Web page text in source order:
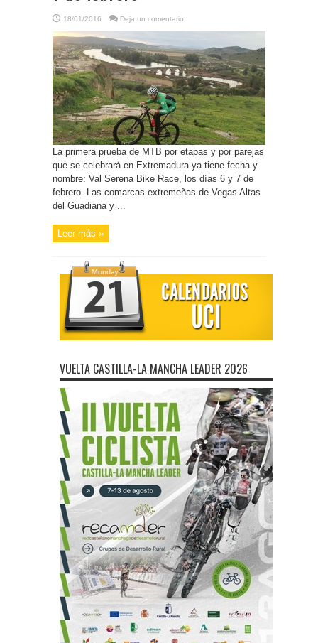
18/01/2016 Deja un comentario
La primera prueba de MTB por etapas y por parejas
que se celebrará en Extremadura ya tiene fecha y
nombre: Val Serena Bike Race, los días 6 y 7 de
febrero. Las comarcas extremeñas de Vegas Altas
del Guadiana y ...
Leer más »
VUELTA CASTILLA-LA MANCHA LEADER 2026